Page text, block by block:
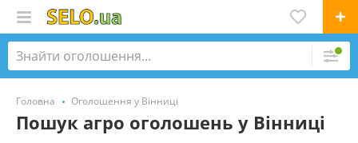
Головна Оголошення у Вінниці
Пошук агро оголошень у Вінниці